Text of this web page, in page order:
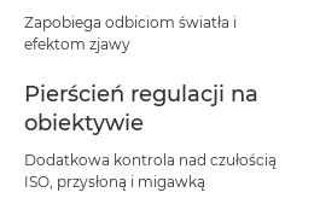
Zapobiega odbiciom światła i
efektom zjawy
Pierścień regulacji na
obiektywie
Dodatkowa kontrola nad czułością
ISO, przysłoną i migawką